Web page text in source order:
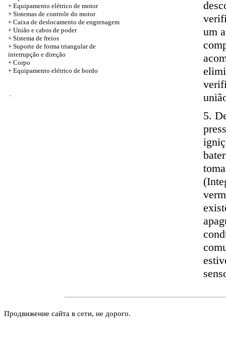
+ Equipamento elétrico de motor
+ Sistemas de controle do motor
+ Caixa de deslocamento de engrenagem
+ União e cabos de poder
+ Sistema de freios
+ Suporte de forma triangular de
interrupção e direção
+ Corpo
+ Equipamento elétrico de bordo
-
um
5.
Продвижение сайта в сети, не дорого.